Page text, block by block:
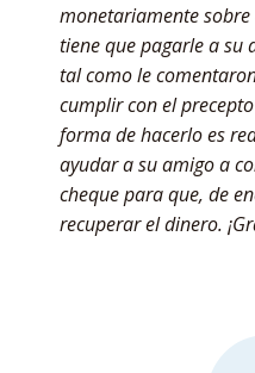
monetariamente
tiene que pagarle a su
tal como le
cumplir con el
forma de hacerlo es
ayudar a su amigo a
cheque para que, de
recuperar el dinero.